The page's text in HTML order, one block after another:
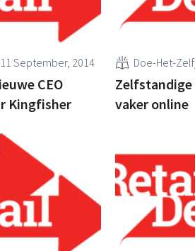
11 September, 2014
CEO
Kingfisher
Doe-Het-
vaker online